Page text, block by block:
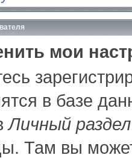
мои
в базе
Личный раздел
Там вы